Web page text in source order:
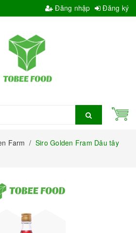
Đăng nhập Đăng ký
Farm / Siro Golden Fram Dâu tây